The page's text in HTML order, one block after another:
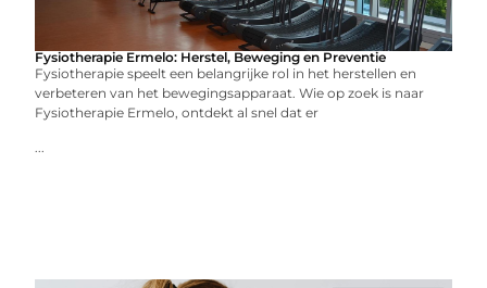
Fysiotherapie Ermelo: Herstel, Beweging en Preventie
Fysiotherapie speelt een belangrijke rol in het herstellen en
verbeteren van het bewegingsapparaat. Wie op zoek is naar
Fysiotherapie Ermelo, ontdekt al snel dat er
...